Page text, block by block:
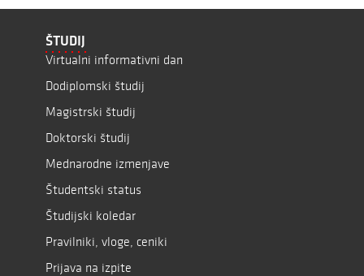
ŠTUDIJ
Virtualni informativni dan
Dodiplomski študij
Magistrski študij
Doktorski študij
Mednarodne izmenjave
Študentski status
Študijski koledar
Pravilniki, vloge, ceniki
Prijava na izpite